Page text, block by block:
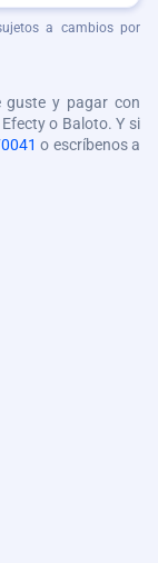
a cambios por
guste y pagar con
o Baloto. Y si
o escríbenos a